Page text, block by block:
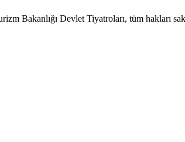
Bakanlığı Devlet Tiyatroları, tüm hakları